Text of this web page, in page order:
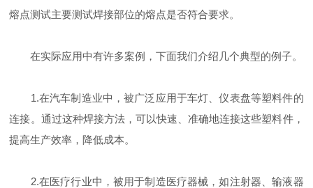
熔点测试主要测试焊接部位的熔点是否符合要求。
在实际应用中有许多案例，下面我们介绍几个典型的例子。
1.在汽车制造业中，被广泛应用于车灯、仪表盘等塑料件的
连接。通过这种焊接方法，可以快速、准确地连接这些塑料件，
提高生产效率，降低成本。
2.在医疗行业中，被用于制造医疗器械，如注射器、输液器